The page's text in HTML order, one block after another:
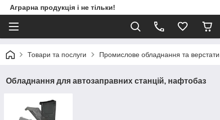
Аграрна продукція і не тільки!
Товари та послуги Промислове обладнання та верстати
Обладнання для автозаправних станцій, нафтобаз